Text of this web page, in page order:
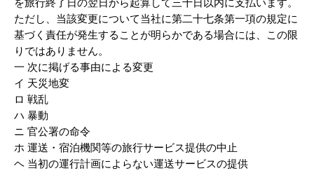
を旅行終了日の翌日から起算して三十日以内に支払います。
ただし、当該変更について当社に第二十七条第一項の規定に
基づく責任が発生することが明らかである場合には、この限
りではありません。
一 次に掲げる事由による変更
イ 天災地変
ロ 戦乱
ハ 暴動
ニ 官公署の命令
ホ 運送・宿泊機関等の旅行サービス提供の中止
ヘ 当初の運行計画によらない運送サービスの提供